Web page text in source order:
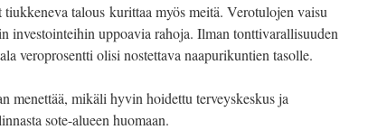
talous kurittaa myös meitä. Verotulojen vaisu
investointeihin uppoavia rahoja. Ilman tonttivarallisuuden
veroprosentti olisi nostettava naapurikuntien tasolle.
menettää, mikäli hyvin hoidettu terveyskeskus ja
sote-alueen huomaan.